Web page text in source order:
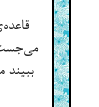
ببیند